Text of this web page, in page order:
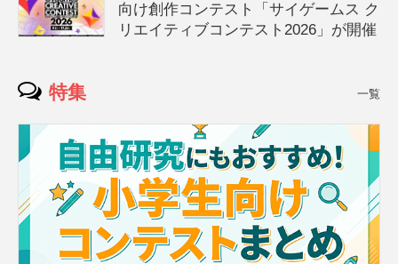
向け創作コンテスト「サイゲームス ク
リエイティブコンテスト2026」が開催
特集 一覧